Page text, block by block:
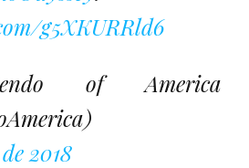
g5XKURRld6
of America
2018